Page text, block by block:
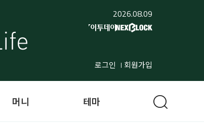
2026.08.09
로그인 회원가입
머니 테마